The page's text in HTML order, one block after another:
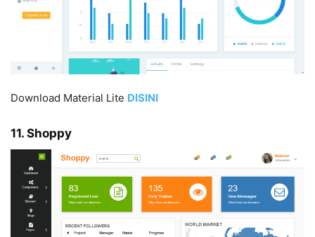
Download Material Lite DISINI
11. Shoppy